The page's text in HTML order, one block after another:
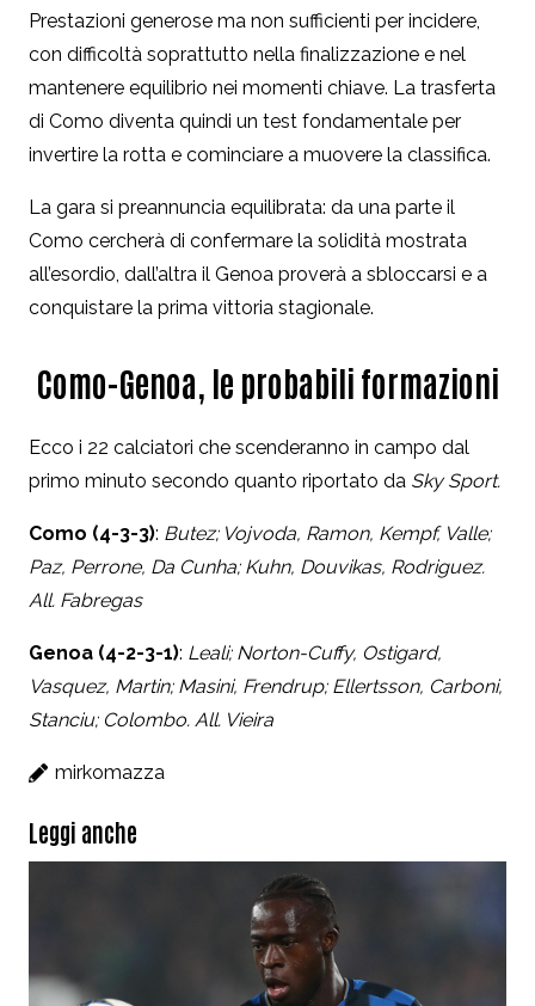
Prestazioni generose ma non sufficienti per incidere,
con difficoltà soprattutto nella finalizzazione e nel
mantenere equilibrio nei momenti chiave. La trasferta
di Como diventa quindi un test fondamentale per
invertire la rotta e cominciare a muovere la classifica.
La gara si preannuncia equilibrata: da una parte il
Como cercherà di confermare la solidità mostrata
all’esordio, dall’altra il Genoa proverà a sbloccarsi e a
conquistare la prima vittoria stagionale.
Como-Genoa, le probabili formazioni
Ecco i 22 calciatori che scenderanno in campo dal
primo minuto secondo quanto riportato da Sky Sport.
Como (4-3-3): Butez; Vojvoda, Ramon, Kempf, Valle;
Paz, Perrone, Da Cunha; Kuhn, Douvikas, Rodriguez.
All. Fabregas
Genoa (4-2-3-1): Leali; Norton-Cuffy, Ostigard,
Vasquez, Martin; Masini, Frendrup; Ellertsson, Carboni,
Stanciu; Colombo. All. Vieira
mirkomazza
Leggi anche